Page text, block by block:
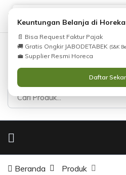
(021)
Keuntungan Belanja di
📄 Bisa Request Faktur Pajak
🚚 Gratis Ongkir JABODETABEK (S&K
💼 Supplier Resmi Horeca
Daftar
Beranda
Produk
i
Silahkan